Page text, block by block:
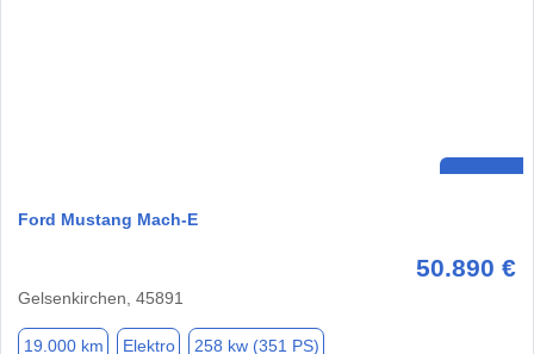
Ford Mustang Mach-E
50.890 €
Gelsenkirchen, 45891
19.000 km Elektro 258 kw (351 PS)